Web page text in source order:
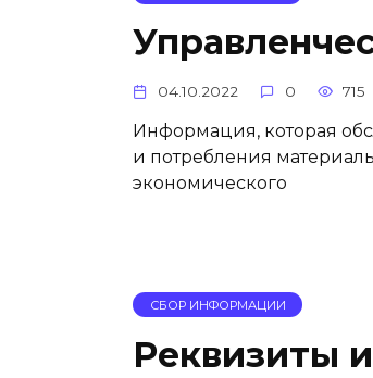
04.10.2022 0 715
Информация, которая
и потребления
экономического
СБОР ИНФОРМАЦИИ
Реквизиты